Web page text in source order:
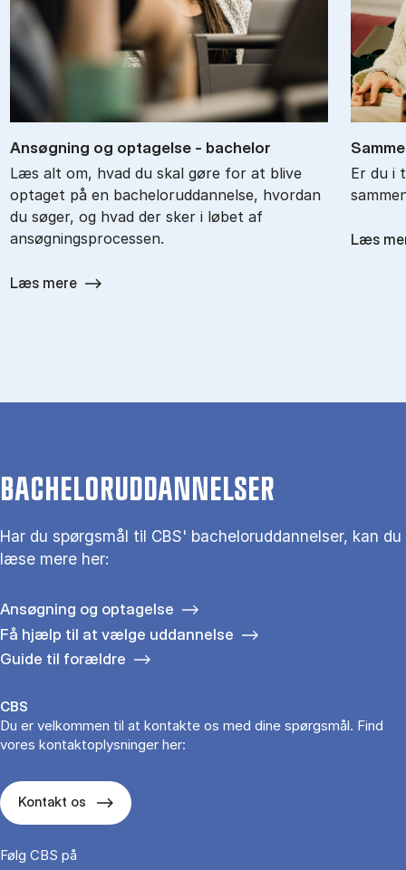
An­søg­ning og op­ta­gel­se - ba­chel­or
Læs alt om, hvad du skal gøre for at blive
optaget på en bacheloruddannelse, hvordan
du søger, og hvad der sker i løbet af
ansøgningsprocessen.
Læs mere
Er du i
Læs
BACHELORUDDANNELSER
Har du spørgsmål til CBS' bacheloruddannelser, kan du
læse mere her:
Ansøgning og optagelse
Få hjælp til at vælge uddannelse
Guide til forældre
CBS
Du er velkommen til at kontakte os med dine spørgsmål. Find
vores kontaktoplysninger her:
Kontakt os
Følg CBS på